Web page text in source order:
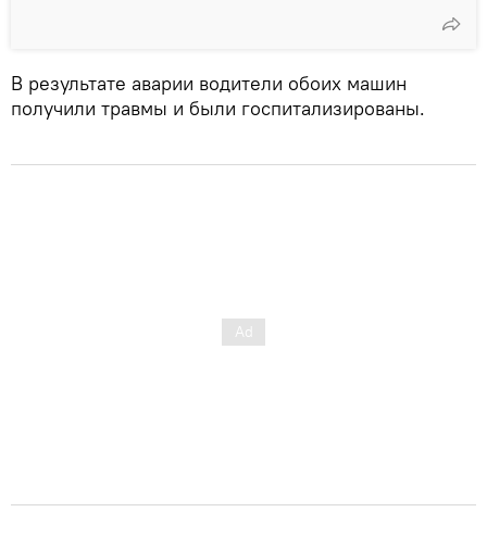
В результате аварии водители обоих машин
получили травмы и были госпитализированы.